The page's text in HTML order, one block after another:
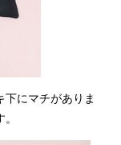
下にマチがありま